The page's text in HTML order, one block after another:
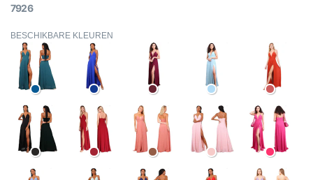
7926
BESCHIKBARE KLEUREN